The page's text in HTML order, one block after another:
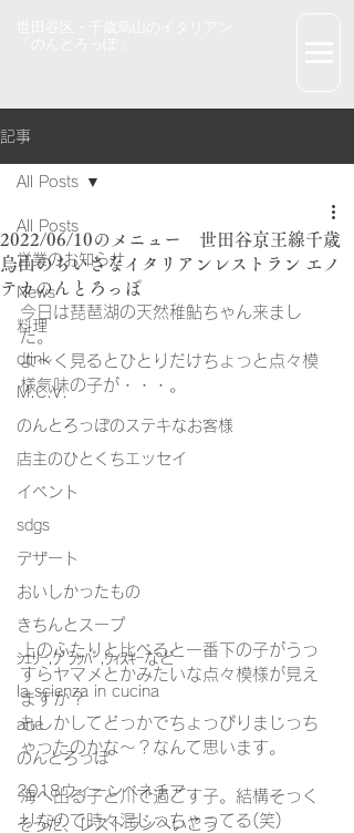
記事
All Posts
営業のお知らせ
News
料理
drink
M.C.V.
のんとろっぽのステキなお客様
店主のひとくちエッセイ
イベント
sdgs
デザート
おいしかったもの
きちんとスープ
ｼｪﾘｰ,ｸﾞﾗｯﾊﾟ,ｳｨｽｷｰなど
la scienza in cucina
arte
のんとろっぽ
2018ウィーンベネチア
そうだ、レストランへいこう
All Posts
2022/06/10のメニュー 世田谷京王線千歳
烏山のちいさなイタリアンレストラン エノ
テカのんとろっぽ
今日は琵琶湖の天然稚鮎ちゃん来まし
た。
よ～く見るとひとりだけちょっと点々模
様気味の子が・・・。
上のふたりと比べると一番下の子がうっ
すらヤマメとかみたいな点々模様が見え
ますか？
もしかしてどっかでちょっぴりまじっち
ゃったのかな～？なんて思います。
海へ出る子と川で過ごす子。結構そっく
りなので時々混じっちゃってる(笑)